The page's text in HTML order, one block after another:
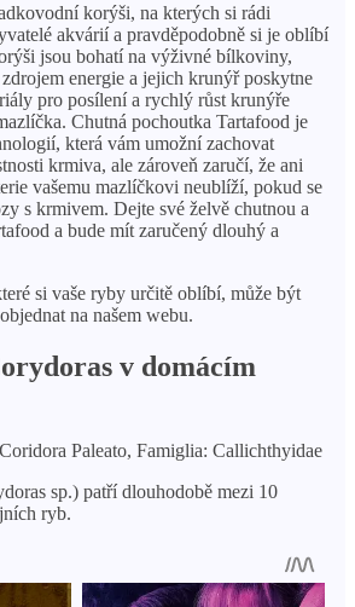
korýši, na kterých si rádi
akvárií a pravděpodobně si je oblíbí
jsou bohatí na výživné bílkoviny,
energie a jejich krunýř poskytne
pro posílení a rychlý růst krunýře
Chutná pochoutka Tartafood je
která vám umožní zachovat
krmiva, ale zároveň zaručí, že ani
vašemu mazlíčkovi neublíží, pokud se
s krmivem. Dejte své želvě chutnou a
a bude mít zaručený dlouhý a
si vaše ryby určitě oblíbí, může být
na našem webu.
v domácím
sp.) patří dlouhodobě mezi 10
ryb.